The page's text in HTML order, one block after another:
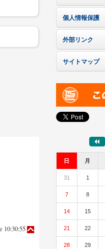
10:30:55
個人情報保護
外部リンク
サイトマップ
日 月
31 1
7 8
14 15
21 22
28 29